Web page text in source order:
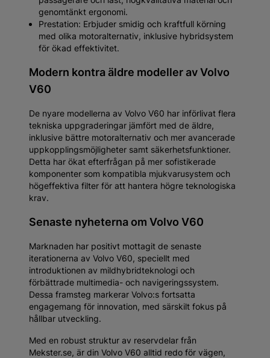
genomtänkt ergonomi.
Prestation: Erbjuder smidig och kraftfull körning
med olika motoralternativ, inklusive hybridsystem
för ökad effektivitet.
Modern kontra äldre modeller av Volvo
V60
De nyare modellerna av Volvo V60 har införlivat flera
tekniska uppgraderingar jämfört med de äldre,
inklusive bättre motoralternativ och mer avancerade
uppkopplingsmöjligheter samt säkerhetsfunktioner.
Detta har ökat efterfrågan på mer sofistikerade
komponenter som kompatibla mjukvarusystem och
högeffektiva filter för att hantera högre teknologiska
krav.
Senaste nyheterna om Volvo V60
Marknaden har positivt mottagit de senaste
iterationerna av Volvo V60, speciellt med
introduktionen av mildhybridteknologi och
förbättrade multimedia- och navigeringssystem.
Dessa framsteg markerar Volvo:s fortsatta
engagemang för innovation, med särskilt fokus på
hållbar utveckling.
Med en robust struktur av reservdelar från
Mekster.se, är din Volvo V60 alltid redo för vägen,